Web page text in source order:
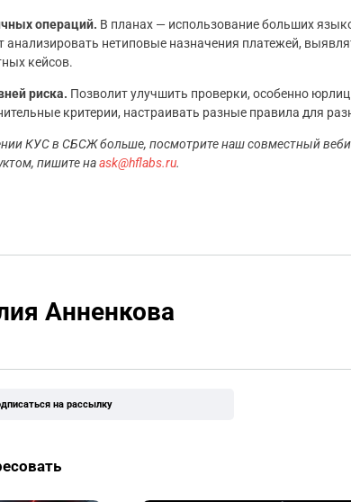
операций. В планах — использование больших
анализировать нетиповые назначения платежей,
кейсов.
риска. Позволит улучшить проверки, особенно
критерии, настраивать разные правила для
КУС в СБСЖ больше, посмотрите наш совместный
пишите наask@hflabs.ru.
Анненкова
на рассылку